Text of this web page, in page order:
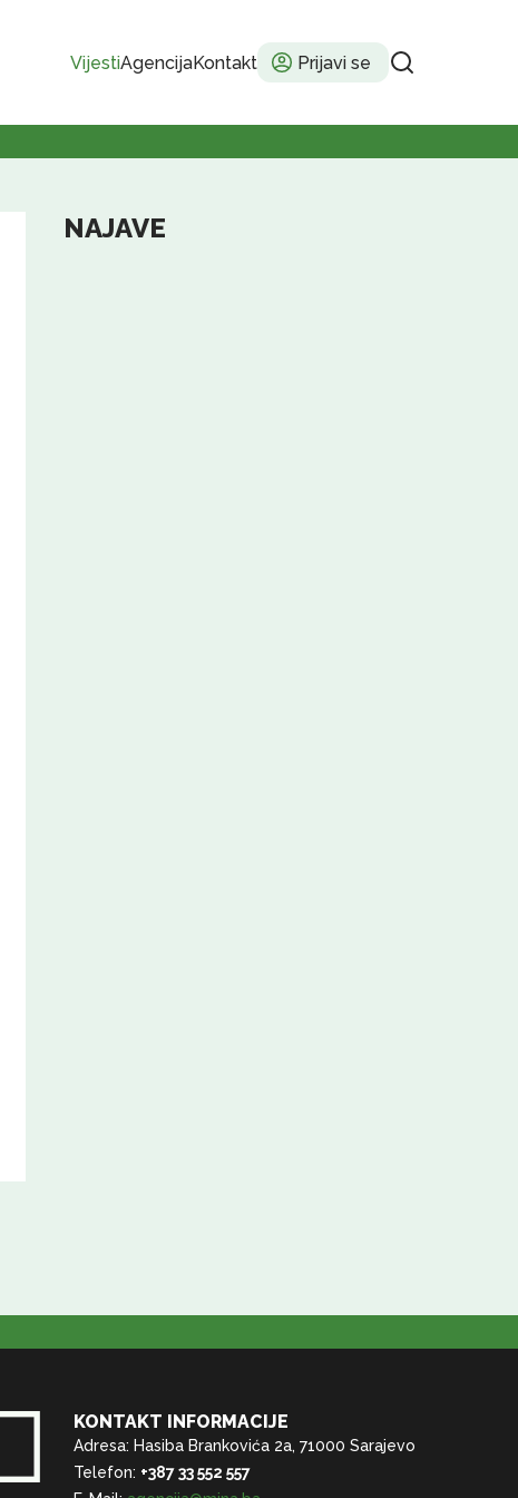
VijestiAgencijaKontakt Prijavi se
NAJAVE
KONTAKT INFORMACIJE
Adresa: Hasiba Brankovića 2a, 71000 Sarajevo
Telefon: +387 33 552 557